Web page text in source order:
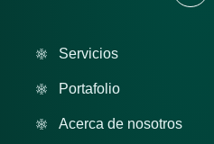
Servicios
Portafolio
Acerca de nosotros